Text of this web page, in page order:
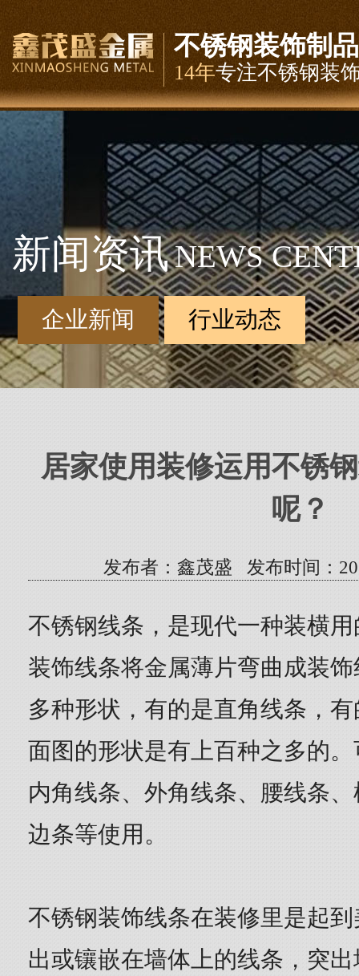
不锈钢装饰制品
14年专注不锈钢装
新闻资讯NEWS
企业新闻 行业动态
居家使用装修运用不锈
呢？
发布者：鑫茂盛 发布时间：
不锈钢线条，是现代一种装横
装饰线条将金属薄片弯曲成装
多种形状，有的是直角线条，
面图的形状是有上百种之多的
内角线条、外角线条、腰线条
边条等使用。
不锈钢装饰线条在装修里是起
出或镶嵌在墙体上的线条，突